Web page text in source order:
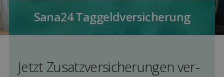
Sana24 Taggeld­versicherung
Jetzt Zusatz­versicherungen ver­